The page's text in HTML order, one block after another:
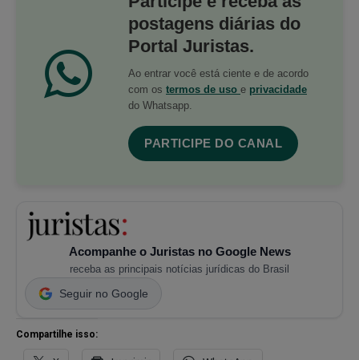
postagens diárias do
Portal Juristas.
Ao entrar você está ciente e de acordo
com os termos de uso e privacidade
do Whatsapp.
PARTICIPE DO CANAL
Acompanhe o Juristas no Google News
receba as principais notícias jurídicas do Brasil
Seguir no Google
Compartilhe isso: